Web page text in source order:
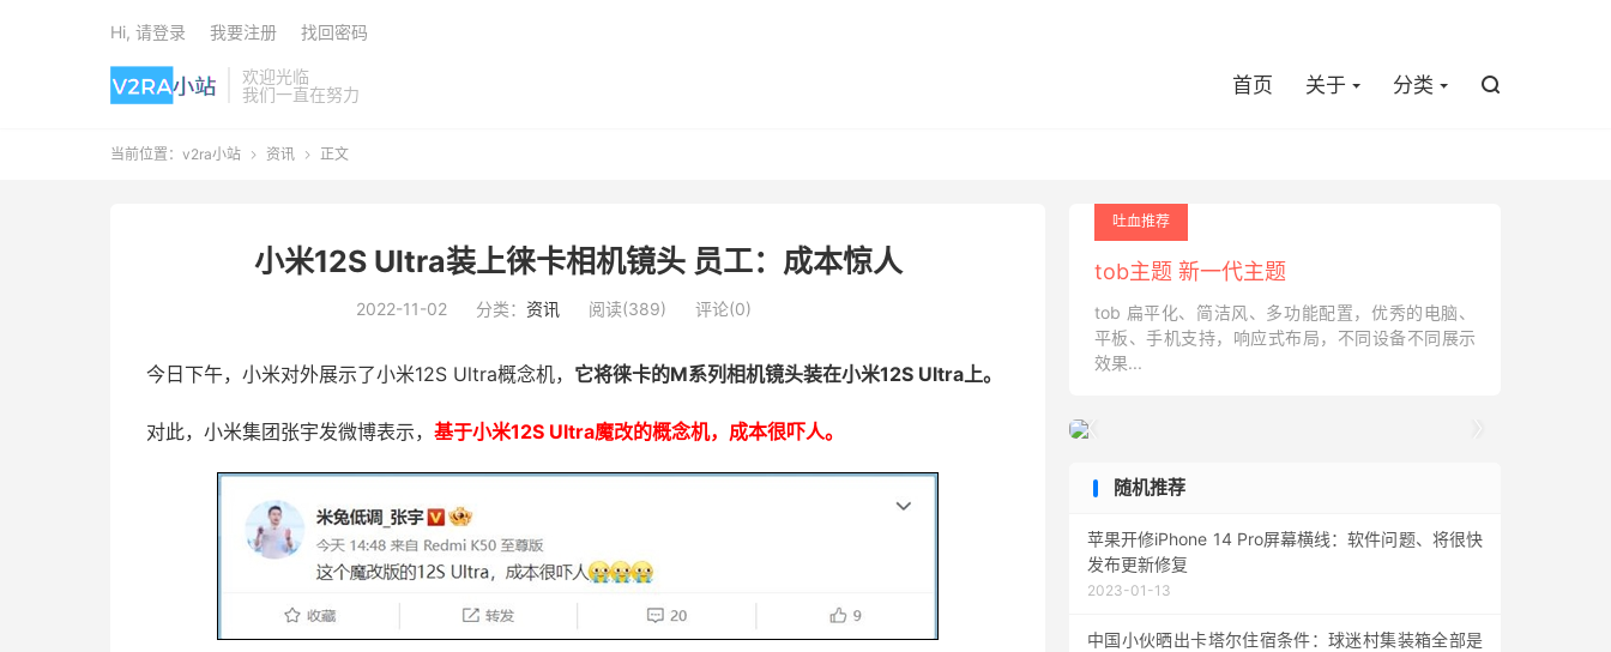
欢迎光临
我们一直在努力
首页 关于 分类 
Hi, 请登录 我要注册 找回密码
当前位置： v2ra小站  资讯  正文
小米12S Ultra装上徕卡相机镜头 员工：成本惊人
2022-11-02 分类： 资讯 阅读(389) 评论(0)
今日下午，小米对外展示了小米12S Ultra概念机， 它将徕卡的M系列相机镜头装在小米12S Ultra上。
对此，小米集团张宇发微博表示， 基于小米12S Ultra魔改的概念机，成本很吓人。
吐血推荐
tob主题 新一代主题
tob 扁平化、简洁风、多功能配置，优秀的电脑、
平板、手机支持，响应式布局，不同设备不同展示
效果...

随机推荐
苹果开修iPhone 14 Pro屏幕横线：软件问题、将很快
发布更新修复
2023-01-13
中国小伙晒出卡塔尔住宿条件：球迷村集装箱全部是